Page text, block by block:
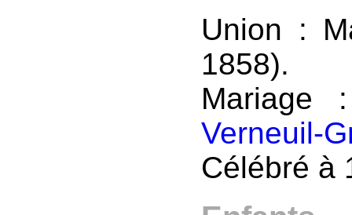
Union :
1858).
Mariage
Verneuil-
Célébré à